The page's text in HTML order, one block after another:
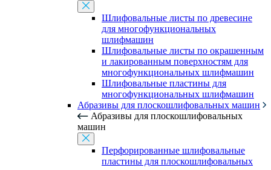
Шлифовальные листы по древесине
для многофункциональных
шлифмашин
Шлифовальные листы по окрашенным
и лакированным поверхностям для
многофункциональных шлифмашин
Шлифовальные пластины для
многофункциональных шлифмашин
Абразивы для плоскошлифовальных машин
Абразивы для плоскошлифовальных
машин
Перфорированные шлифовальные
пластины для плоскошлифовальных